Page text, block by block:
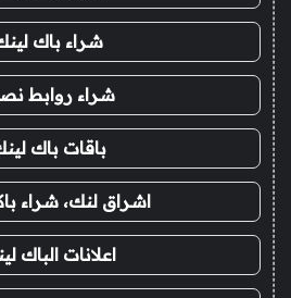
شراء باك
شراء روابط
باقات باك
اشراق لنك، شراء
اعلانات الباك